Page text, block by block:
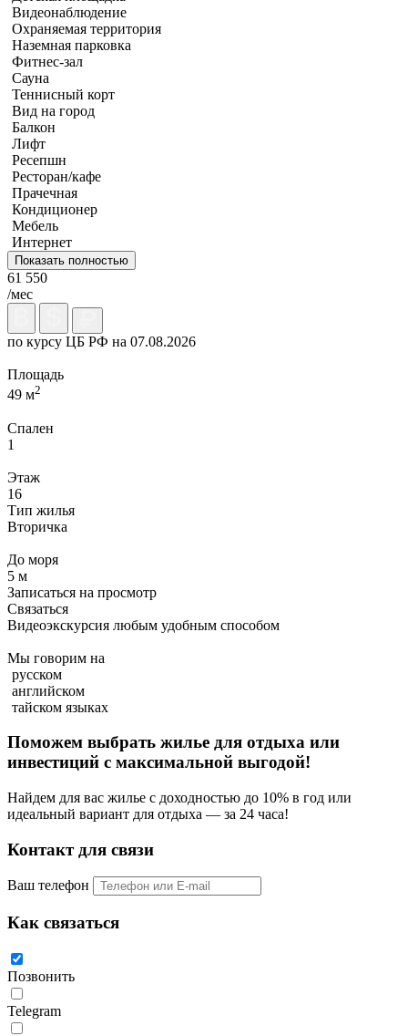
Видеонаблюдение
Охраняемая территория
Наземная парковка
Фитнес-зал
Сауна
Теннисный корт
Вид на город
Балкон
Лифт
Ресепшн
Ресторан/кафе
Прачечная
Кондиционер
Мебель
Интернет
Показать полностью
61 550
/мес
по курсу ЦБ РФ на 07.08.2026
Площадь
49 м2
Спален
1
Этаж
16
Тип жилья
Вторичка
До моря
5 м
Записаться на просмотр
Связаться
Видеоэкскурсия любым удобным способом
Мы говорим на
русском
английском
тайском языках
Поможем выбрать жилье для отдыха или
инвестиций с максимальной выгодой!
Найдем для вас жилье с доходностью до 10% в год или
идеальный вариант для отдыха — за 24 часа!
Контакт для связи
Ваш телефон
Как связаться
Позвонить
Telegram